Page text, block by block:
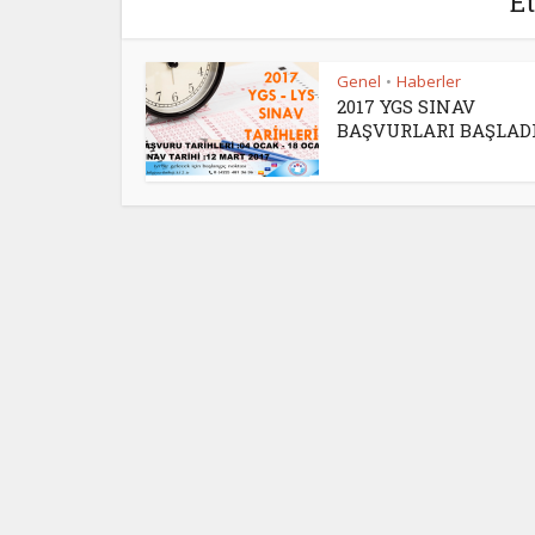
Genel • Haberler
2017 YGS SINAV
BAŞVURLARI